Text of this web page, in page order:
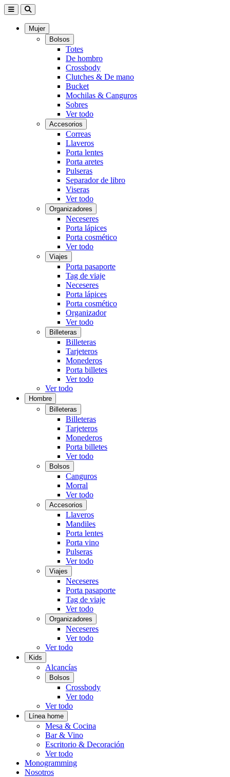
Mujer
Bolsos
Totes
De hombro
Crossbody
Clutches & De mano
Bucket
Mochilas & Canguros
Sobres
Ver todo
Accesorios
Correas
Llaveros
Porta lentes
Porta aretes
Pulseras
Separador de libro
Viseras
Ver todo
Organizadores
Neceseres
Porta lápices
Porta cosmético
Ver todo
Viajes
Porta pasaporte
Tag de viaje
Neceseres
Porta lápices
Porta cosmético
Organizador
Ver todo
Billeteras
Billeteras
Tarjeteros
Monederos
Porta billetes
Ver todo
Ver todo
Hombre
Billeteras
Billeteras
Tarjeteros
Monederos
Porta billetes
Ver todo
Bolsos
Canguros
Morral
Ver todo
Accesorios
Llaveros
Mandiles
Porta lentes
Porta vino
Pulseras
Ver todo
Viajes
Neceseres
Porta pasaporte
Tag de viaje
Ver todo
Organizadores
Neceseres
Ver todo
Ver todo
Kids
Alcancías
Bolsos
Crossbody
Ver todo
Ver todo
Línea home
Mesa & Cocina
Bar & Vino
Escritorio & Decoración
Ver todo
Monogramming
Nosotros